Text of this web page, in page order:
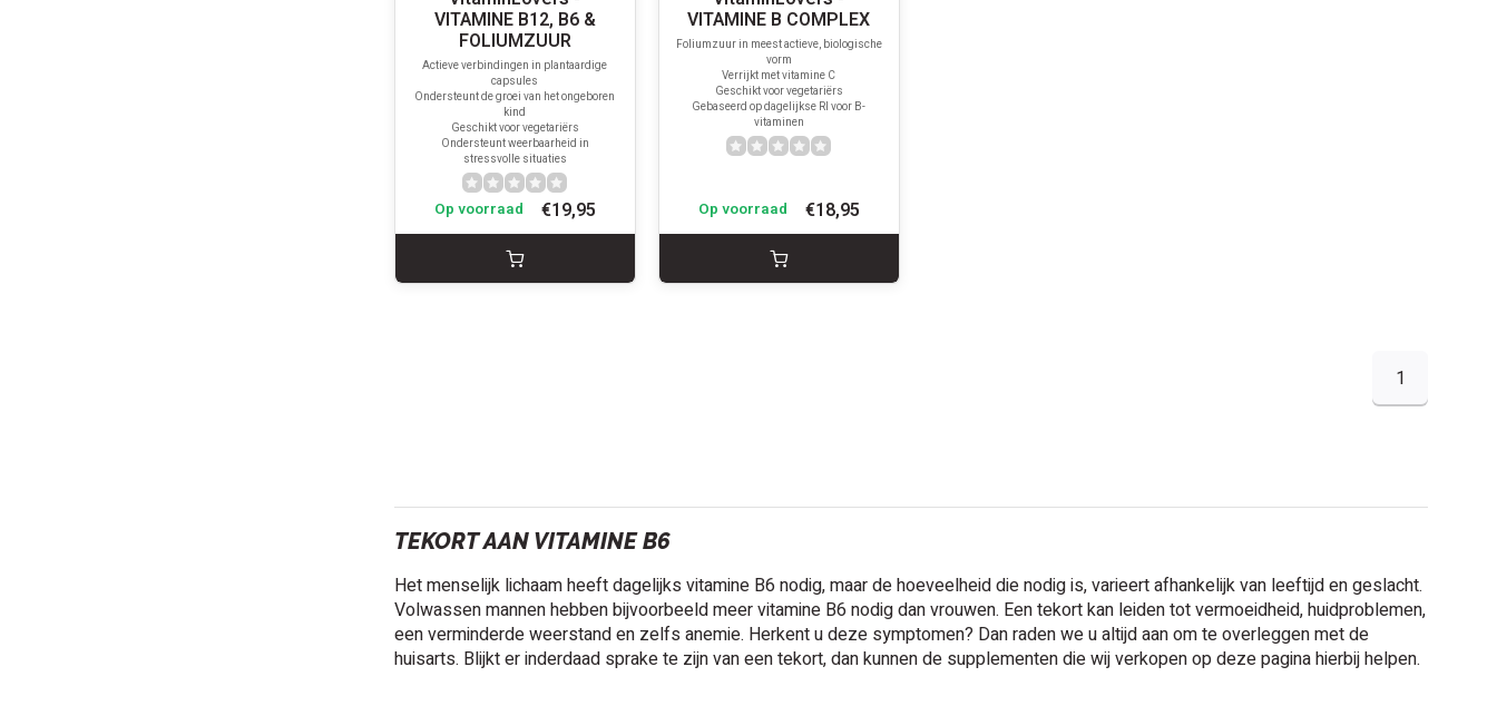
VITAMINE B12, B6 &
FOLIUMZUUR
Actieve verbindingen in plantaardige
capsules
Ondersteunt de groei van het ongeboren
kind
Geschikt voor vegetariërs
Ondersteunt weerbaarheid in
stressvolle situaties
€19,95
Op voorraad
VITAMINE B COMPLEX
Foliumzuur in meest actieve, biologische
vorm
Verrijkt met vitamine C
Geschikt voor vegetariërs
Gebaseerd op dagelijkse RI voor B-
vitaminen
€18,95
Op voorraad
1
TEKORT AAN VITAMINE B6
Het menselijk lichaam heeft dagelijks vitamine B6 nodig, maar de hoeveelheid die nodig is, varieert afhankelijk van leeftijd en geslacht.
Volwassen mannen hebben bijvoorbeeld meer vitamine B6 nodig dan vrouwen. Een tekort kan leiden tot vermoeidheid, huidproblemen,
een verminderde weerstand en zelfs anemie. Herkent u deze symptomen? Dan raden we u altijd aan om te overleggen met de
huisarts. Blijkt er inderdaad sprake te zijn van een tekort, dan kunnen de supplementen die wij verkopen op deze pagina hierbij helpen.